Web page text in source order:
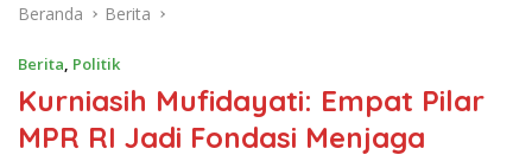
Beranda Berita
Berita, Politik
Kurniasih Mufidayati: Empat Pilar
MPR RI Jadi Fondasi Menjaga